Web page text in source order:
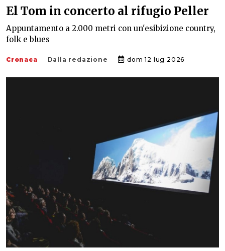
El Tom in concerto al rifugio Peller
Appuntamento a 2.000 metri con un'esibizione country,
folk e blues
Cronaca Dalla redazione dom 12 lug 2026